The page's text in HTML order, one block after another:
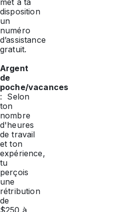
met à ta
disposition
un
numéro
d’assistance
gratuit.
Argent
de
poche/vacances
: Selon
ton
nombre
d'heures
de travail
et ton
expérience,
tu
perçois
une
rétribution
de
$250 à